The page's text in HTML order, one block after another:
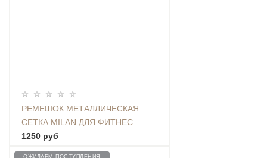
РЕМЕШОК МЕТАЛЛИЧЕСКАЯ
СЕТКА MILAN ДЛЯ ФИТНЕС
ТРЕКЕРА BAND 4, РОЗОВОЕ
ЗОЛОТО
1250 руб